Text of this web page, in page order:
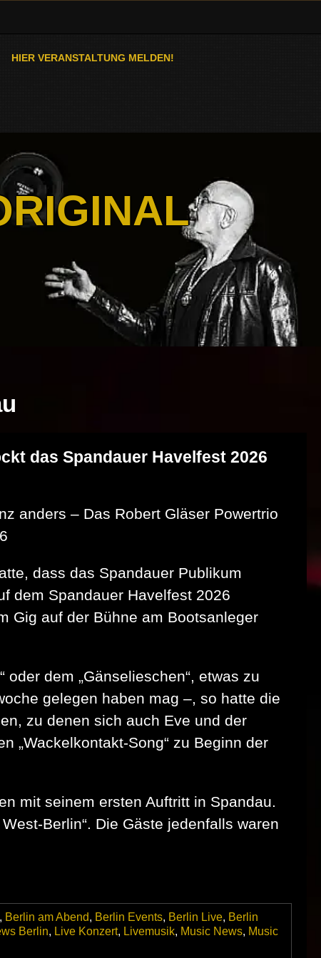
HIER VERANSTALTUNG MELDEN!
das Spandauer Havelfest 2026
anders – Das Robert Gläser Powertrio
dass das Spandauer Publikum
dem Spandauer Havelfest 2026
Gig auf der Bühne am Bootsanleger
dem „Gänselieschen“, etwas zu
gelegen haben mag –, so hatte die
zu denen sich auch Eve und der
„Wackelkontakt-Song“ zu Beginn der
mit seinem ersten Auftritt in Spandau.
Berlin“. Die Gäste jedenfalls waren
, Berlin am Abend, Berlin Events, Berlin Live, Berlin
Berlin, Live Konzert, Livemusik, Music News, Music